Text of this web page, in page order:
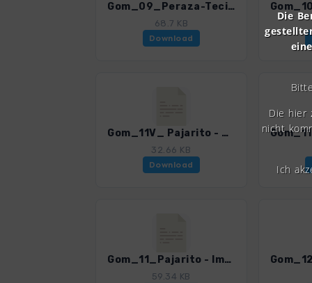
Gom_09_Peraza-Tecina.gpx
68.7 KB
Download
Gom_11V_ Pajarito - Caseta Olsen - Imada - Garajonay.gpx
32.66 KB
Download
Gom_11_Pajarito - Imada - Igualero - Garajonay.gpx
59.34 KB
Die
Die hier
nicht
Ich